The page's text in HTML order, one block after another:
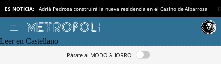
ES NOTICIA: Adrià Pedrosa construirá la nueva residencia en el Casino de Albarrosa
Leer en Castellano
Pásate al MODO AHORRO